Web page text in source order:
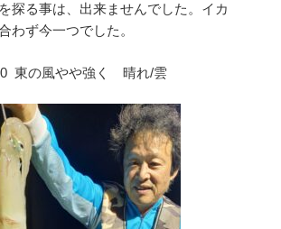
探る事は、出来ませんでした。イカ
わず今一つでした。
東の風やや強く 晴れ/雲